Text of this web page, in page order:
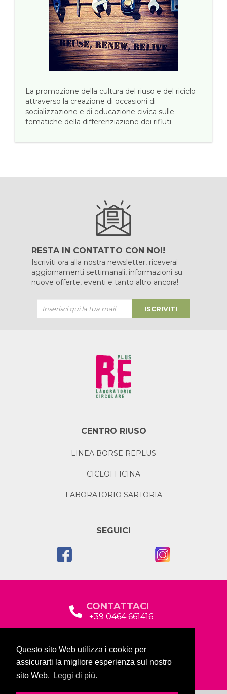
Questo sito Web utilizza i cookie per
assicurarti la migliore esperienza sul nostro
sito Web.
Leggi di più.
La promozione della cultura del riuso e del riciclo
attraverso la creazione di occasioni di
socializzazione e di educazione civica sulle
tematiche della differenziazione dei rifiuti.
RESTA IN CONTATTO CON NOI!
Iscriviti ora alla nostra newsletter, riceverai
aggiornamenti settimanali, informazioni su
nuove offerte, eventi e tanto altro ancora!
ISCRIVITI
CENTRO RIUSO
LINEA BORSE REPLUS
CICLOFFICINA
LABORATORIO SARTORIA
SEGUICI
CONTATTACI
+39 0464 661416
Via Baltera, 19
38066 Riva del Garda (TN)